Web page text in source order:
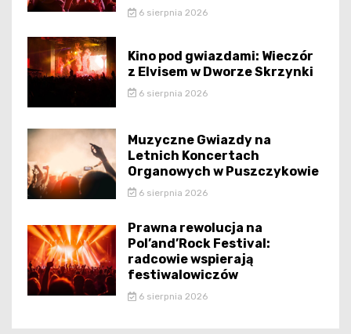
6 sierpnia 2026
Kino pod gwiazdami: Wieczór
z Elvisem w Dworze Skrzynki
6 sierpnia 2026
Muzyczne Gwiazdy na
Letnich Koncertach
Organowych w Puszczykowie
6 sierpnia 2026
Prawna rewolucja na
Pol’and’Rock Festival:
radcowie wspierają
festiwalowiczów
6 sierpnia 2026